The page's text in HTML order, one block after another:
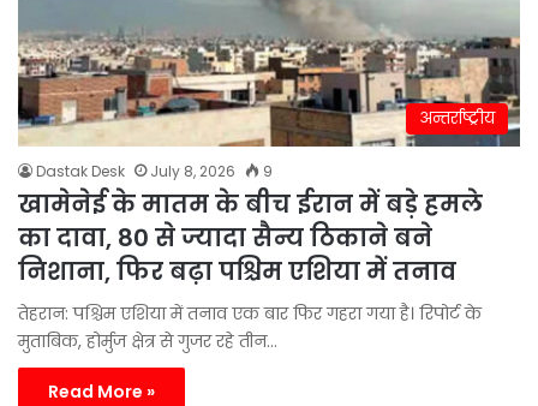
अन्तर्राष्ट्रीय
Dastak Desk July 8, 2026 9
खामेनेई के मातम के बीच ईरान में बड़े हमले
का दावा, 80 से ज्यादा सैन्य ठिकाने बने
निशाना, फिर बढ़ा पश्चिम एशिया में तनाव
तेहरान: पश्चिम एशिया में तनाव एक बार फिर गहरा गया है। रिपोर्ट के
मुताबिक, होर्मुज क्षेत्र से गुजर रहे तीन…
Read More »